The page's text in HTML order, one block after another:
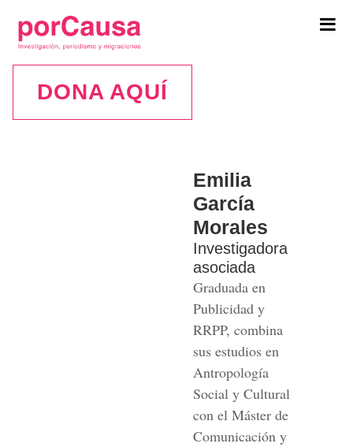
DONA AQUÍ
Emilia
García
Morales
Investigadora
asociada
Graduada en
Publicidad y
RRPP, combina
sus estudios en
Antropología
Social y Cultural
con el Máster de
Comunicación y